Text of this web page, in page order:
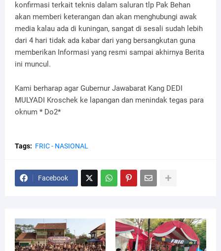
konfirmasi terkait teknis dalam saluran tlp Pak Behan
akan memberi keterangan dan akan menghubungi awak
media kalau ada di kuningan, sangat di sesali sudah lebih
dari 4 hari tidak ada kabar dari yang bersangkutan guna
memberikan Informasi yang resmi sampai akhirnya Berita
ini muncul.
Kami berharap agar Gubernur Jawabarat Kang DEDI
MULYADI Kroschek ke lapangan dan menindak tegas para
oknum * Do2*
Tags: FRIC - NASIONAL
Facebook